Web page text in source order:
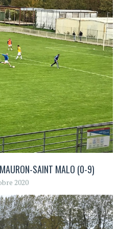
SAINT MALO (0-9)
2020